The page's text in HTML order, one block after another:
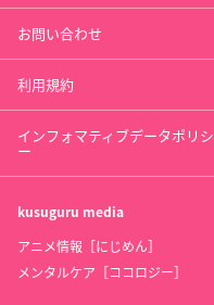
お問い合わせ
利用規約
インフォマティブデータポリシ
ー
kusuguru media
アニメ情報［にじめん］
メンタルケア［ココロジー］